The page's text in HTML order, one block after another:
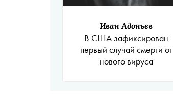
Иван Адоньев
В США зафиксирован
первый случай смерти от
нового вируса